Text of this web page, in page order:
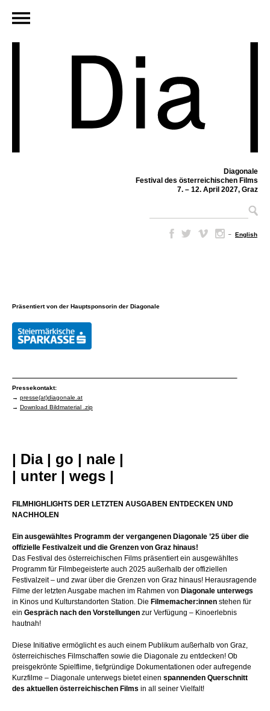
Diagonale
Festival des österreichischen Films
7. – 12. April 2027, Graz
– English
Präsentiert von der Hauptsponsorin der Diagonale
Pressekontakt:
→ presse(at)diagonale.at
→ Download Bildmaterial .zip
| Dia | go | nale |
| unter | wegs |
FILMHIGHLIGHTS DER LETZTEN AUSGABEN ENTDECKEN UND
NACHHOLEN
Ein ausgewähltes Programm der vergangenen Diagonale ’25 über die
offizielle Festivalzeit und die Grenzen von Graz hinaus!
Das Festival des österreichischen Films präsentiert ein ausgewähltes
Programm für Filmbegeisterte auch 2025 außerhalb der offiziellen
Festivalzeit – und zwar über die Grenzen von Graz hinaus! Herausragende
Filme der letzten Ausgabe machen im Rahmen von Diagonale unterwegs
in Kinos und Kulturstandorten Station. Die Filmemacher:innen stehen für
ein Gespräch nach den Vorstellungen zur Verfügung – Kinoerlebnis
hautnah!
Diese Initiative ermöglicht es auch einem Publikum außerhalb von Graz,
österreichisches Filmschaffen sowie die Diagonale zu entdecken! Ob
preisgekrönte Spielflime, tiefgründige Dokumentationen oder aufregende
Kurzfilme – Diagonale unterwegs bietet einen spannenden Querschnitt
des aktuellen österreichischen Films in all seiner Vielfalt!